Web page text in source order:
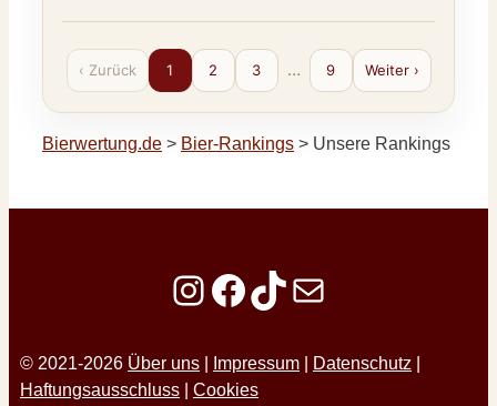
‹ Zurück 1 2 3 … 9 Weiter ›
Bierwertung.de > Bier-Rankings > Unsere Rankings
Instagram
Facebook
TikTok
E-Mail
© 2021-2026 Über uns Impressum Datenschutz
Haftungsausschluss
Cookies